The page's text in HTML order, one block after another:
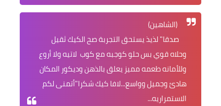
(الشاهين)
صدقا" لذيذ يستحق التجربة صح الكيك ثقيل
وحلاه قوي بس حلو كوجبه مع كوب لاتيه ولا أروع
وللأمانه طعمه مميز يعلق بالذهن وديكور المكان
هادئ وجميل وواسع...لافا كيك شكرا"أتمنى لكم
الاستمراريه...